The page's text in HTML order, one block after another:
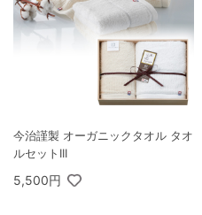
今治謹製 オーガニックタオル タオ
ルセットIII
5,500円